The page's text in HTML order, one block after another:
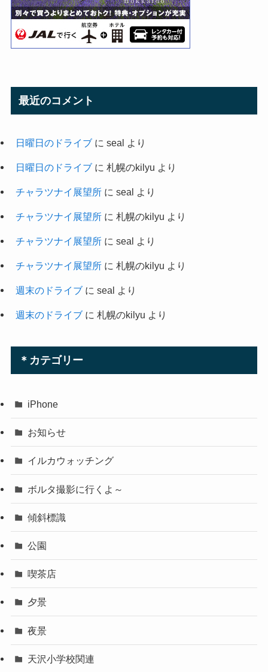
最近のコメント
日曜日のドライブに seal より
日曜日のドライブに 札幌のkilyu より
チャラツナイ展望所に seal より
チャラツナイ展望所に 札幌のkilyu より
チャラツナイ展望所に seal より
チャラツナイ展望所に 札幌のkilyu より
週末のドライブに seal より
週末のドライブに 札幌のkilyu より
＊カテゴリー
iPhone
お知らせ
イルカウォッチング
ボルタ撮影に行くよ～
傾斜標識
公園
喫茶店
夕景
夜景
天沢小学校関連